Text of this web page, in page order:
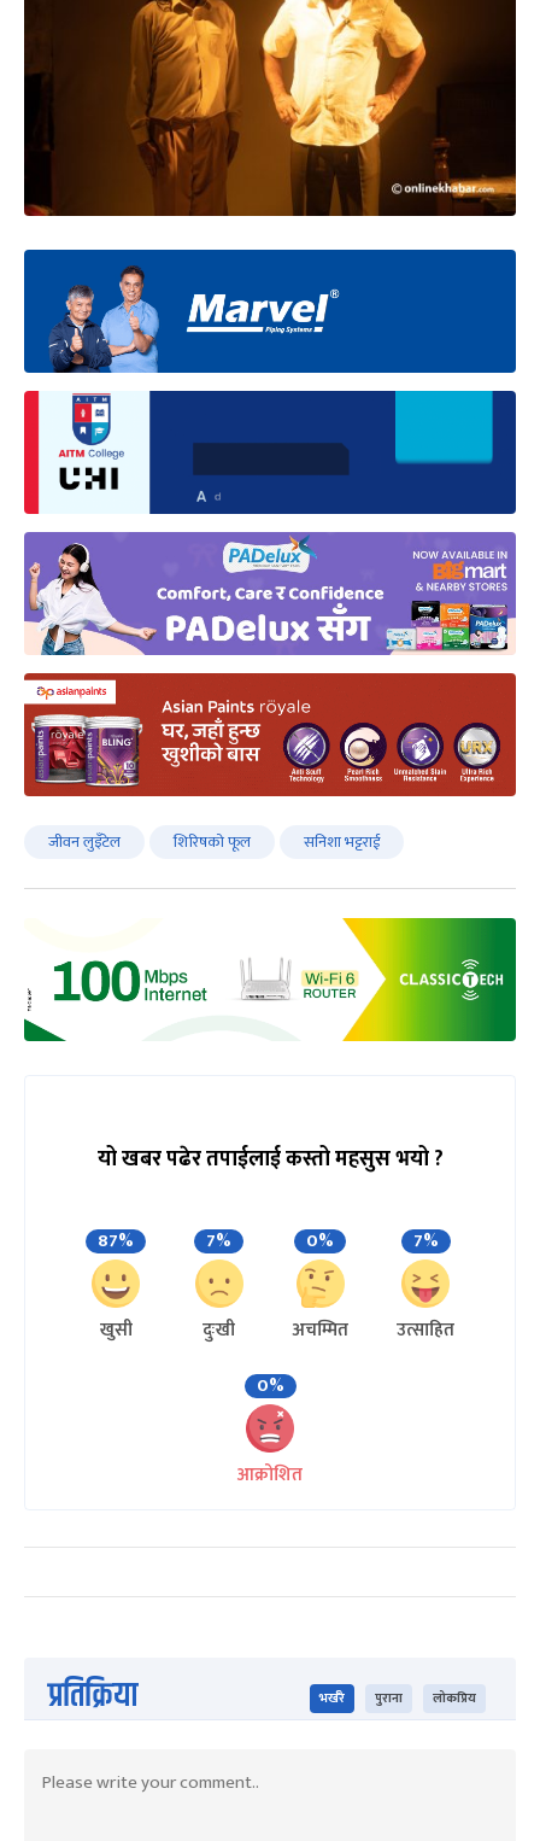
जीवन लुइँटेल शिरिषको फूल सनिशा भट्टराई
यो खबर पढेर तपाईलाई कस्तो महसुस भयो ?
87%
खुसी
7%
दुःखी
0%
अचम्मित
7%
उत्साहित
0%
आक्रोशित
प्रतिक्रिया भर्खरै पुराना लोकप्रिय